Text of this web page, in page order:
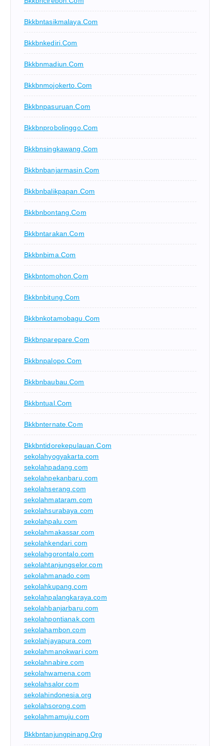
Bkkbntasikmalaya.com
Bkkbnkediri.com
Bkkbnmadiun.com
Bkkbnmojokerto.com
Bkkbnpasuruan.com
Bkkbnprobolinggo.com
Bkkbnsingkawang.com
Bkkbnbanjarmasin.com
Bkkbnbalikpapan.com
Bkkbnbontang.com
Bkkbntarakan.com
Bkkbnbima.com
Bkkbntomohon.com
Bkkbnbitung.com
Bkkbnkotamobagu.com
Bkkbnparepare.com
Bkkbnpalopo.com
Bkkbnbaubau.com
Bkkbntual.com
Bkkbnternate.com
Bkkbntidorekepulauan.com
sekolahyogyakarta.com
sekolahpadang.com
sekolahpekanbaru.com
sekolahserang.com
sekolahmataram.com
sekolahsurabaya.com
sekolahpalu.com
sekolahmakassar.com
sekolahkendari.com
sekolahgorontalo.com
sekolahtanjungselor.com
sekolahmanado.com
sekolahkupang.com
sekolahpalangkaraya.com
sekolahbanjarbaru.com
sekolahpontianak.com
sekolahambon.com
sekolahjayapura.com
sekolahmanokwari.com
sekolahnabire.com
sekolahwamena.com
sekolahsalor.com
sekolahindonesia.org
sekolahsorong.com
sekolahmamuju.com
Bkkbntanjungpinang.org